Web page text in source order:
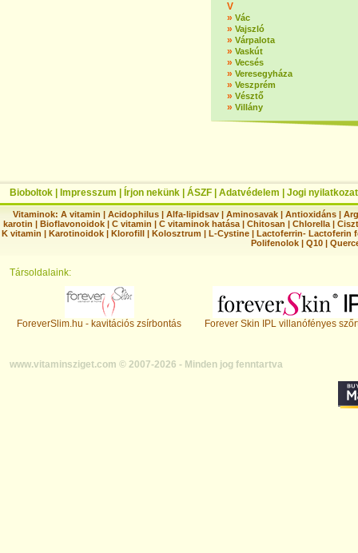
V
» Vác
» Vajszló
» Várpalota
» Vaskút
» Vecsés
» Veresegyháza
» Veszprém
» Vésztő
» Villány
Bioboltok Impresszum Írjon nekünk ÁSZF Adatvédelem Jogi nyilatkozat
Vitaminok: A vitamin |Acidophilus |Alfa-lipidsav |Aminosavak |Antioxidáns |
karotin | Bioflavonoidok | C vitamin | C vitaminok hatása | Chitosan | Chlorella |
K vitamin | Karotinoidok | Klorofill | Kolosztrum | L-Cystine | Lactoferrin- Lactoferin
Polifenolok |Q10 |
Társoldalaink:
ForeverSlim.hu - kavitációs zsírbontás Forever Skin IPL villanófényes
www.vitaminsziget.com © 2007-2026 - Minden jog fenntartva